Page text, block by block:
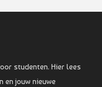
studenten. Hier lees
en jouw nieuwe